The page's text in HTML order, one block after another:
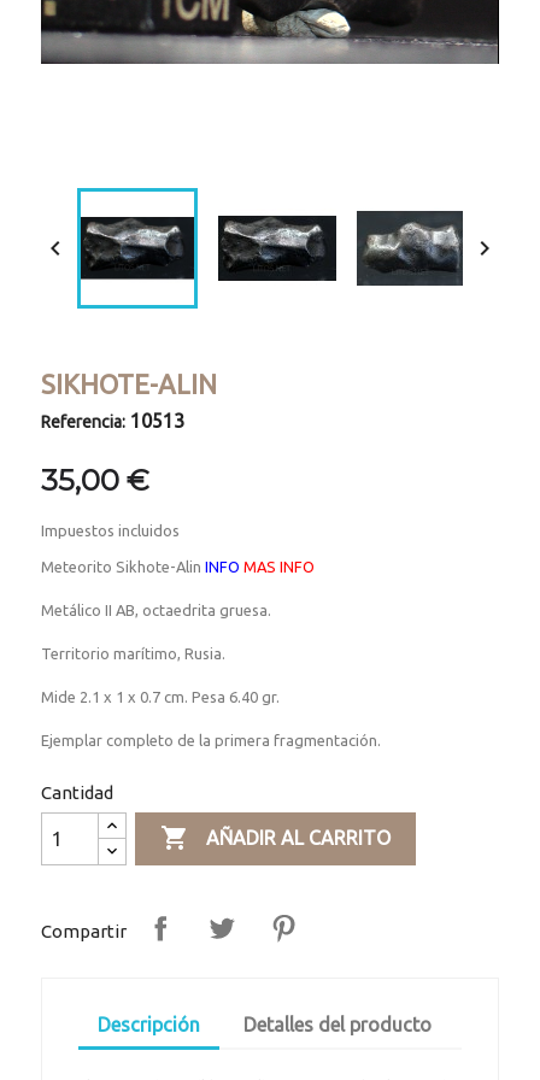
 
SIKHOTE-ALIN
Referencia: 10513
35,00 €
Impuestos incluidos
Meteorito Sikhote-AlinINFO MAS INFO
Metálico II AB, octaedrita gruesa.
Territorio marítimo, Rusia.
Mide 2.1 x 1 x 0.7 cm. Pesa 6.40 gr.
Ejemplar completo de la primera fragmentación.
Cantidad
 AÑADIR AL CARRITO
Compartir
Descripción Detalles del producto